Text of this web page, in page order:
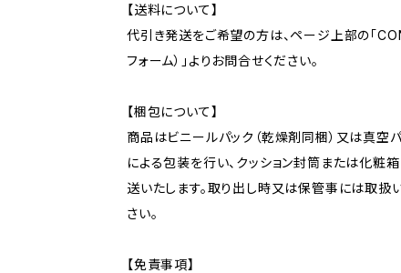
【送料について】
代引き発送をご希望の方は、ページ上部の「
フォーム）」よりお問合せください。
【梱包について】
商品はビニールパック（乾燥剤同梱）又は真空パ
による包装を行い、クッション封筒または化粧
送いたします。取り出し時又は保管事には取扱
さい。
【免責事項】